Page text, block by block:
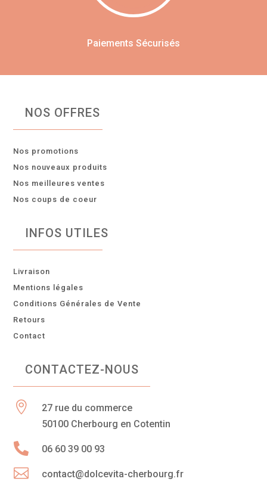
Paiements Sécurisés
NOS OFFRES
Nos promotions
Nos nouveaux produits
Nos meilleures ventes
Nos coups de coeur
INFOS UTILES
Livraison
Mentions légales
Conditions Générales de Vente
Retours
Contact
CONTACTEZ-NOUS

27 rue du commerce
50100 Cherbourg en Cotentin
 06 60 39 00 93
 contact@dolcevita-cherbourg.fr